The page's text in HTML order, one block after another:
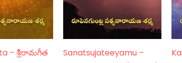
– శ్రీరామగీత
Sanatsujateeyamu –